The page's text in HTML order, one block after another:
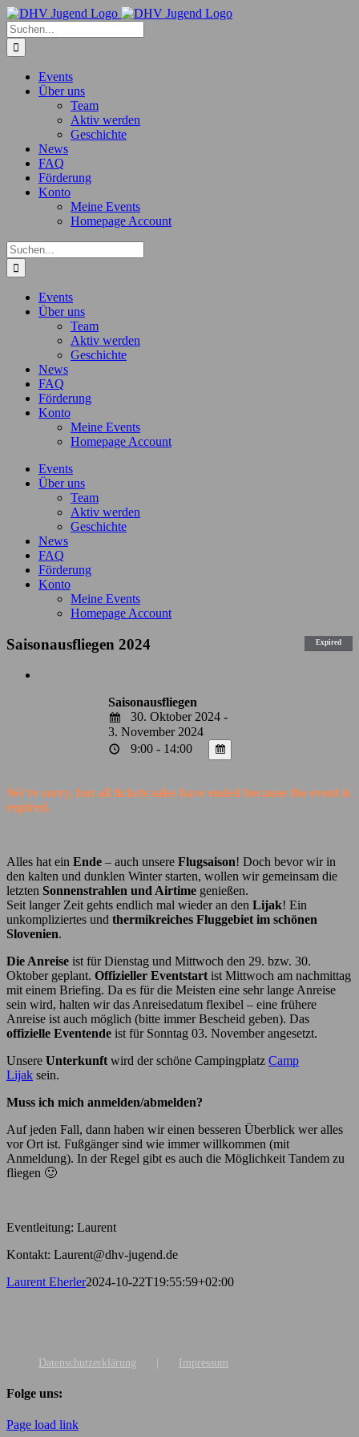
Zum
Inhalt
springen
Suche
nach:
Events
Über uns
Team
Aktiv werden
Geschichte
News
FAQ
Förderung
Konto
Meine Events
Homepage Account
Suche
nach:
Events
Über uns
Team
Aktiv werden
Geschichte
News
FAQ
Förderung
Konto
Meine Events
Homepage Account
Events
Über uns
Team
Aktiv werden
Geschichte
News
FAQ
Förderung
Konto
Meine Events
Homepage Account
Expired
Saisonausfliegen 2024
Saisonausfliegen
30. Oktober 2024 -
3. November 2024
9:00 - 14:00
We're sorry, but all tickets sales have ended because the event is
expired.
Alles hat ein Ende – auch unsere Flugsaison! Doch bevor wir in
den kalten und dunklen Winter starten, wollen wir gemeinsam die
letzten Sonnenstrahlen und Airtime genießen.
Seit langer Zeit gehts endlich mal wieder an den Lijak! Ein
unkompliziertes und thermikreiches Fluggebiet im schönen
Slovenien.
Die Anreise ist für Dienstag und Mittwoch den 29. bzw. 30.
Oktober geplant. Offizieller Eventstart ist Mittwoch am nachmittag
mit einem Briefing. Da es für die Meisten eine sehr lange Anreise
sein wird, halten wir das Anreisedatum flexibel – eine frühere
Anreise ist auch möglich (bitte immer Bescheid geben). Das
offizielle Eventende ist für Sonntag 03. November angesetzt.
Unsere Unterkunft wird der schöne Campingplatz Camp
Lijak sein.
Muss ich mich anmelden/abmelden?
Auf jeden Fall, dann haben wir einen besseren Überblick wer alles
vor Ort ist. Fußgänger sind wie immer willkommen (mit
Anmeldung). In der Regel gibt es auch die Möglichkeit Tandem zu
fliegen 🙂
Eventleitung: Laurent
Kontakt: Laurent@dhv-jugend.de
Laurent Eherler2024-10-22T19:55:59+02:00
Datenschutzerklärung Impressum
Folge uns:
Page load link